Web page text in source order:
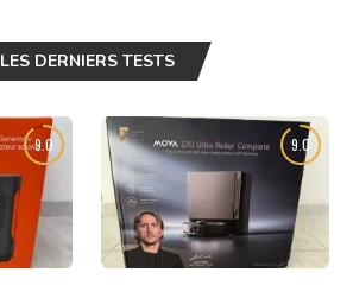
LES DERNIERS TESTS
9.0 9.0